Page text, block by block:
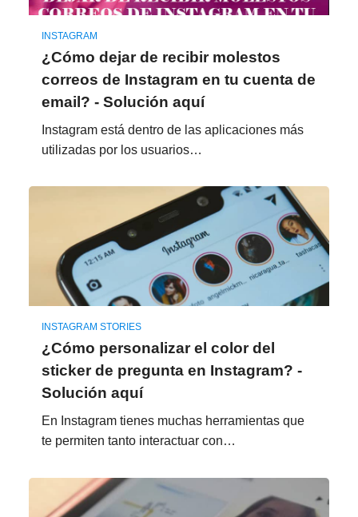
INSTAGRAM
¿Cómo dejar de recibir molestos
correos de Instagram en tu cuenta de
email? - Solución aquí
Instagram está dentro de las aplicaciones más
utilizadas por los usuarios…
INSTAGRAM STORIES
¿Cómo personalizar el color del
sticker de pregunta en Instagram? -
Solución aquí
En Instagram tienes muchas herramientas que
te permiten tanto interactuar con…